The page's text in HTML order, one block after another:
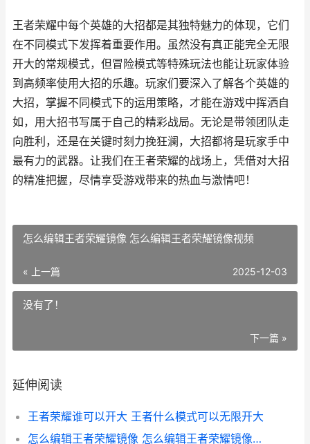
王者荣耀中每个英雄的大招都是其独特魅力的体现，它们
在不同模式下发挥着重要作用。虽然没有真正能完全无限
开大的常规模式，但冒险模式等特殊玩法也能让玩家体验
到高频率使用大招的乐趣。玩家们要深入了解各个英雄的
大招，掌握不同模式下的运用策略，才能在游戏中挥洒自
如，用大招书写属于自己的精彩战局。无论是带领团队走
向胜利，还是在关键时刻力挽狂澜，大招都将是玩家手中
最有力的武器。让我们在王者荣耀的战场上，凭借对大招
的精准把握，尽情享受游戏带来的热血与激情吧！
怎么编辑王者荣耀镜像 怎么编辑王者荣耀镜像视频
« 上一篇 2025-12-03
没有了！
下一篇 »
延伸阅读
王者荣耀谁可以开大 王者什么模式可以无限开大
怎么编辑王者荣耀镜像 怎么编辑王者荣耀镜像视频